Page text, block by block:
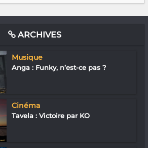
ARCHIVES
Musique
Anga : Funky, n’est-ce pas ?
Cinéma
Tavela : Victoire par KO